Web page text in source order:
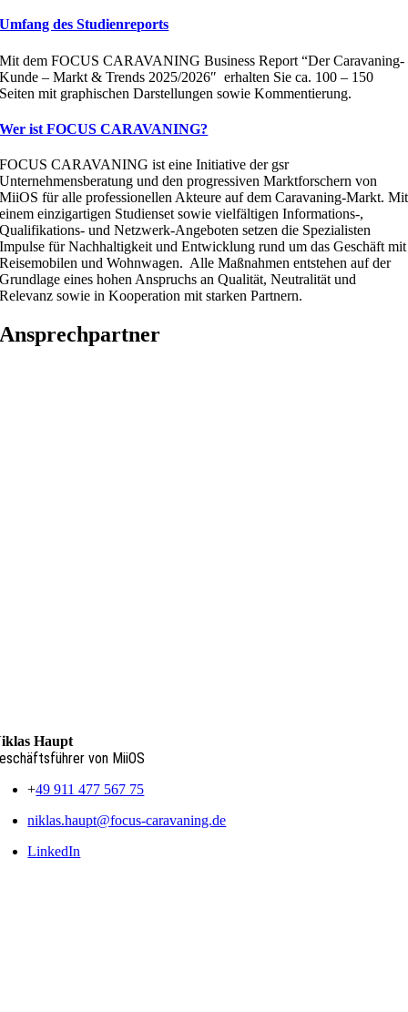
Umfang des Studienreports
Mit dem FOCUS CARAVANING Business Report “Der Caravaning-
Kunde –Markt &Trends 2025/2026″ erhalten Sie ca. 100 – 150
Seiten mit graphischen Darstellungen sowie Kommentierung.
Wer ist FOCUS CARAVANING?
FOCUS CARAVANING ist eine Initiative der gsr
Unternehmensberatung und den progressiven Marktforschern von
MiiOS für alle professionellen Akteure auf dem Caravaning-Markt. Mit
einem einzigartigen Studienset sowie vielfältigen Informations-,
Qualifikations- und Netzwerk-Angeboten setzen die Spezialisten
Impulse für Nachhaltigkeit und Entwicklung rund um das Geschäft mit
Reisemobilen und Wohnwagen. Alle Maßnahmen entstehen auf der
Grundlage eines hohen Anspruchs an Qualität, Neutralität und
Relevanz sowie in Kooperation mit starken Partnern.
Ansprechpartner
Haupt
von MiiOS
+49 911 477 567 75
niklas.haupt@focus-caravaning.de
LinkedIn